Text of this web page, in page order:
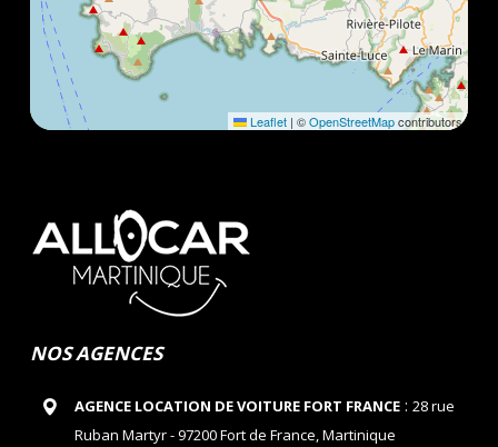
Leaflet | ©OpenStreetMapcontributors
NOS AGENCES
AGENCE LOCATION DE VOITURE FORT FRANCE: 28 rue
Ruban Martyr - 97200 Fort de France, Martinique